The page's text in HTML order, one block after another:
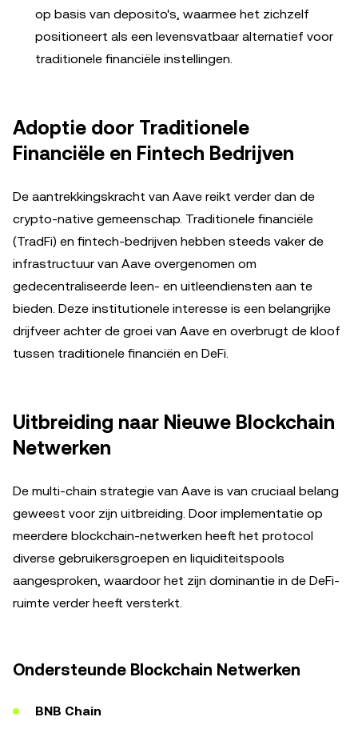
op basis van deposito's, waarmee het zichzelf
positioneert als een levensvatbaar alternatief voor
traditionele financiële instellingen.
Adoptie door Traditionele
Financiële en Fintech Bedrijven
De aantrekkingskracht van Aave reikt verder dan de
crypto-native gemeenschap. Traditionele financiële
(TradFi) en fintech-bedrijven hebben steeds vaker de
infrastructuur van Aave overgenomen om
gedecentraliseerde leen- en uitleendiensten aan te
bieden. Deze institutionele interesse is een belangrijke
drijfveer achter de groei van Aave en overbrugt de kloof
tussen traditionele financiën en DeFi.
Uitbreiding naar Nieuwe Blockchain
Netwerken
De multi-chain strategie van Aave is van cruciaal belang
geweest voor zijn uitbreiding. Door implementatie op
meerdere blockchain-netwerken heeft het protocol
diverse gebruikersgroepen en liquiditeitspools
aangesproken, waardoor het zijn dominantie in de DeFi-
ruimte verder heeft versterkt.
Ondersteunde Blockchain Netwerken
BNB Chain